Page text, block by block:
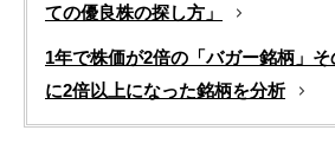
ての優良株の探し方」
1年で株価が2倍の「バガー銘柄」
に2倍以上になった銘柄を分析